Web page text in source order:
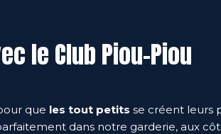
le Club Piou-Piou
que les tout petits se créent leurs
dans notre garderie, aux